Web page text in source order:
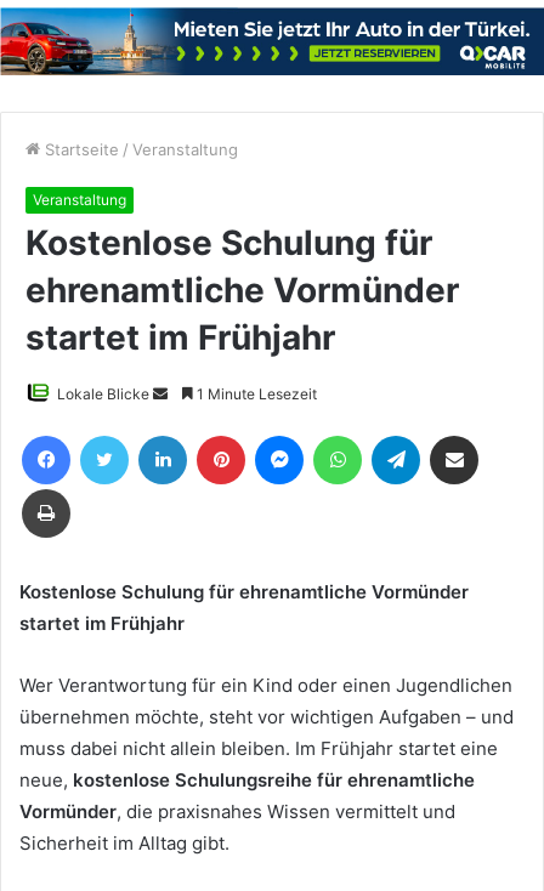
Startseite / Veranstaltung
Veranstaltung
Kostenlose Schulung für
ehrenamtliche Vormünder
startet im Frühjahr
Lokale Blicke
Sende
eine
E-
1 Minute Lesezeit
FacebookTwitter LinkedIn Pinterest MessengerWhatsAppTelegram
Drucken
Kostenlose Schulung für ehrenamtliche Vormünder
startet im Frühjahr
Wer Verantwortung für ein Kind oder einen Jugendlichen
übernehmen möchte, steht vor wichtigen Aufgaben – und
muss dabei nicht allein bleiben. Im Frühjahr startet eine
neue, kostenlose Schulungsreihe für ehrenamtliche
Vormünder, die praxisnahes Wissen vermittelt und
Sicherheit im Alltag gibt.